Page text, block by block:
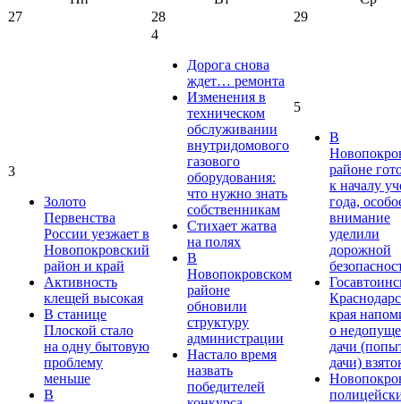
27
28 29
3
Золото
Первенства
России уезжает в
Новопокровский
район и край
Активность
клещей высокая
В станице
Плоской стало
на одну бытовую
проблему
меньше
В
4
Дорога снова
ждет… ремонта
Изменения в
техническом
обслуживании
внутридомового
газового
оборудования:
что нужно знать
собственникам
Стихает жатва
на полях
В
Новопокровском
районе
обновили
структуру
администрации
Настало время
назвать
победителей
5
В
районе
к началу
года,
внимание
уделили
дорожной
края
о
дачи
дачи)